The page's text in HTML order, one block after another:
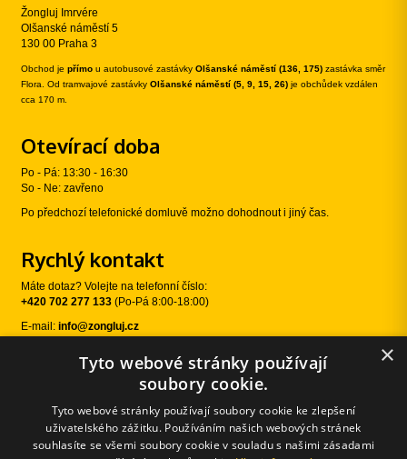
Žongluj Imrvére
Olšanské náměstí 5
130 00 Praha 3
Obchod je přímo u autobusové zastávky Olšanské náměstí (136, 175) zastávka směr
Flora. Od tramvajové zastávky Olšanské náměstí (5, 9, 15, 26) je obchůdek vzdálen
cca 170 m.
Otevírací doba
Po - Pá: 13:30 - 16:30
So - Ne: zavřeno
Po předchozí telefonické domluvě možno dohodnout i jiný čas.
Rychlý kontakt
Máte dotaz? Volejte na telefonní číslo:
+420 702 277 133 (Po-Pá 8:00-18:00)
E-mail: info@zongluj.cz
Sledujte nás
×
Tyto webové stránky používají
soubory cookie.
Tyto webové stránky používají soubory cookie ke zlepšení
uživatelského zážitku. Používáním našich webových stránek
souhlasíte se všemi soubory cookie v souladu s našimi zásadami